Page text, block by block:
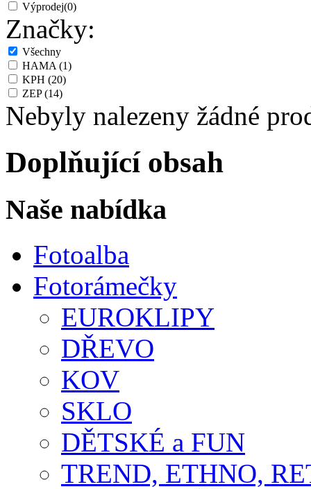
Výprodej(0)
Značky:
Všechny
HAMA(1)
KPH (20)
ZEP(14)
Nebyly nalezeny žádné
Doplňující obsah
Naše nabídka
Fotoalba
Fotorámečky
EUROKLIPY
DŘEVO
KOV
SKLO
DĚTSKÉ a FUN
TREND, ETHNO,